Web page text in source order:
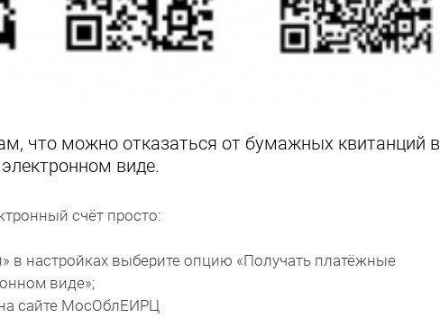
что можно отказаться от бумажных квитанций в
виде.
счёт просто:
в настройках выберите опцию «Получать платёжные
виде»;
сайте МосОблЕИРЦ